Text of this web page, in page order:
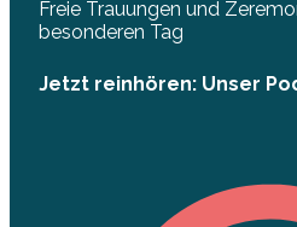
Freie Trauungen und
besonderen Tag
Jetzt reinhören: Unser